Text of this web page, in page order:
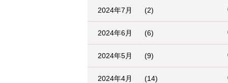
2024年7月 (2)
2024年6月 (6)
2024年5月 (9)
2024年4月 (14)